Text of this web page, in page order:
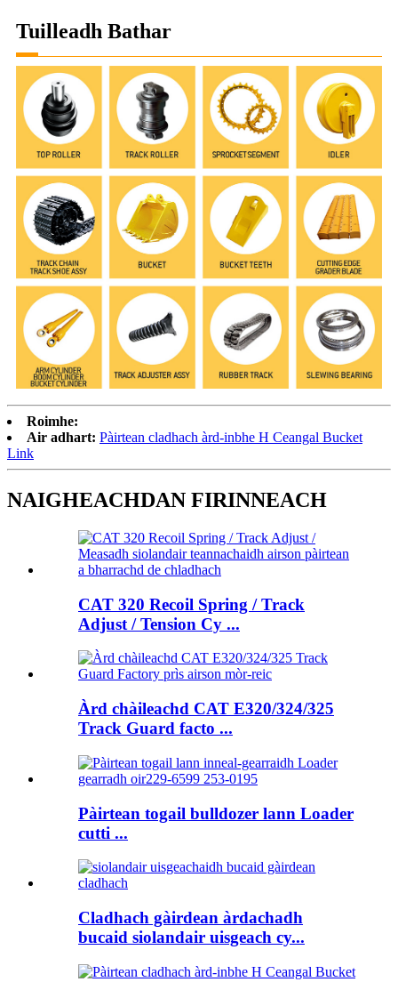
Tuilleadh Bathar
Roimhe:
Air adhart: Pàirtean cladhach àrd-inbhe H Ceangal Bucket
Link
NAIGHEACHDAN FIRINNEACH
CAT 320 Recoil Spring / Track
Adjust / Tension Cy ...
Àrd chàileachd CAT E320/324/325
Track Guard facto ...
Pàirtean togail bulldozer lann Loader
cutti ...
Cladhach gàirdean àrdachadh
bucaid siolandair uisgeach cy...